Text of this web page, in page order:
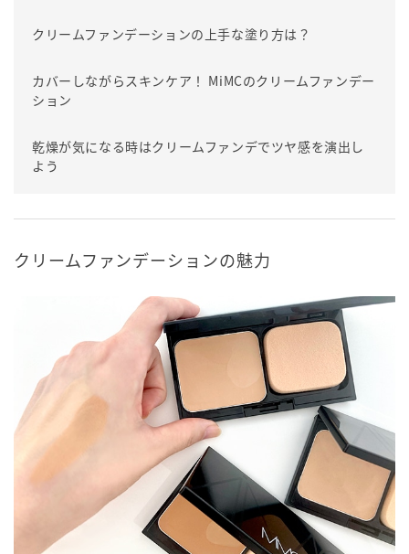
クリームファンデーションの上手な塗り方は？
カバーしながらスキンケア！ MiMCのクリームファンデー
ション
乾燥が気になる時はクリームファンデでツヤ感を演出し
よう
クリームファンデーションの魅力